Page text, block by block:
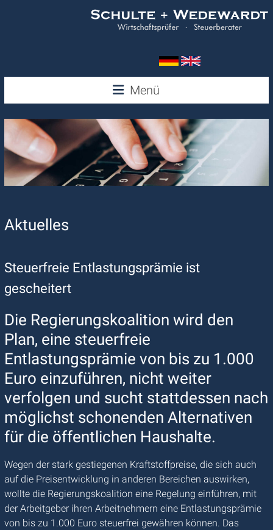
Wedewardt
&
Schulte
Menü
Aktuelles
Steuerfreie Entlastungsprämie ist
gescheitert
Die Regierungskoalition wird den
Plan, eine steuerfreie
Entlastungsprämie von bis zu 1.000
Euro einzuführen, nicht weiter
verfolgen und sucht stattdessen nach
möglichst schonenden Alternativen
für die öffentlichen Haushalte.
Wegen der stark gestiegenen Kraftstoffpreise, die sich auch
auf die Preisentwicklung in anderen Bereichen auswirken,
wollte die Regierungskoalition eine Regelung einführen, mit
der Arbeitgeber ihren Arbeitnehmern eine Entlastungsprämie
von bis zu 1.000 Euro steuerfrei gewähren können. Das